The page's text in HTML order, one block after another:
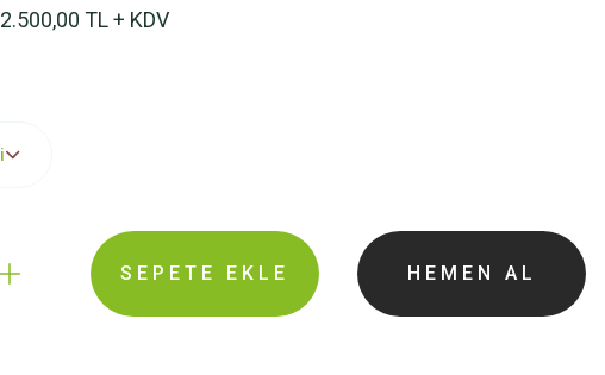
2.500,00 TL + KDV
SEPETE EKLE HEMEN AL